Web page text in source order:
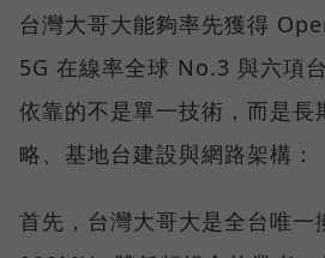
台灣大哥大能夠率先獲得
5G 在線率全球 No.3 與六項
依靠的不是單一技術，而是長
略、基地台建設與網路架構：
首先，台灣大哥大是全台唯一